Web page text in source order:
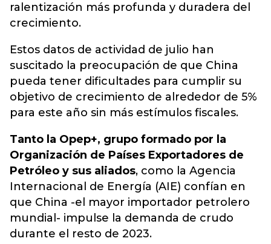
ralentización más profunda y duradera del
crecimiento.
Estos datos de actividad de julio han
suscitado la preocupación de que China
pueda tener dificultades para cumplir su
objetivo de crecimiento de alrededor de 5%
para este año sin más estímulos fiscales.
Tanto la Opep+, grupo formado por la
Organización de Países Exportadores de
Petróleo y sus aliados, como la Agencia
Internacional de Energía (AIE) confían en
que China -el mayor importador petrolero
mundial- impulse la demanda de crudo
durante el resto de 2023.